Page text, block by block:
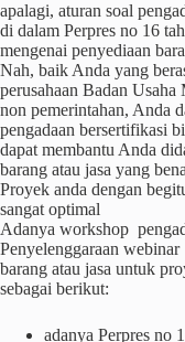
apalagi, aturan soal
di dalam Perpres no 16
mengenai penyediaan
Nah, baik Anda yang
perusahaan Badan
non pemerintahan, Anda
pengadaan bersertifikasi
dapat membantu Anda
barang atau jasa yang
Proyek anda dengan
sangat optimal
Adanya workshop
Penyelenggaraan
barang atau jasa untuk
sebagai berikut:
adanya Perpres no